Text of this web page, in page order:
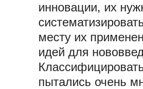
инновации, их
месту их
идей для
пытались очень